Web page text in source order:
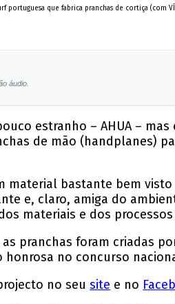
áudio.
estranho – AHUA –
de mão (handplanes)
material bastante bem
e, claro, amiga do
materiais e dos
pranchas foram criadas
honrosa no concurso
no seusite e no